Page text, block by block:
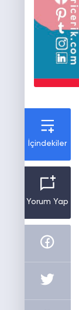
İçindekiler
Yorum Yap